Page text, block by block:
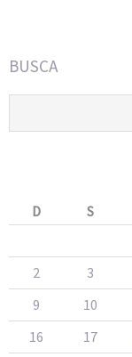
BUSCA
D
S
2
3
9
10
16
17